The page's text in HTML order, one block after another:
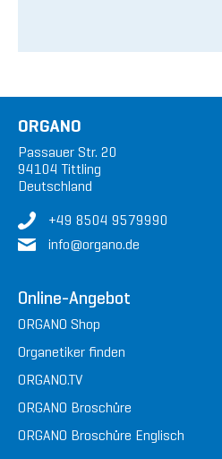
ORGANO
Passauer Str. 20
94104 Tittling
Deutschland
+49 8504 9579990
info@organo.de
Online-Angebot
ORGANO Shop
Organetiker finden
ORGANO.TV
ORGANO Broschüre
ORGANO Broschüre Englisch